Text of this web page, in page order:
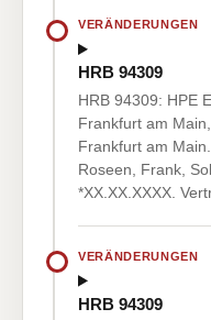
VERÄNDERUNGEN
HRB 94309
HRB 94309: HPE
Frankfurt am
Frankfurt am
Roseen, Frank,
*XX.XX.XXXX.
VERÄNDERUNGEN
HRB 94309